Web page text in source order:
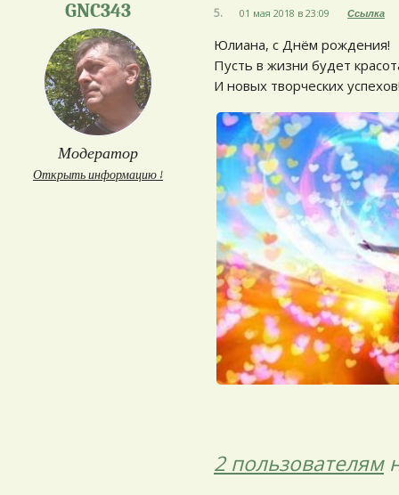
GNC343
Модератор
Открыть информацию ↓
5. 01 мая 2018 в 23:09 Ссылка
Юлиана, с Днём рождения!
Пусть в жизни будет
И новых творческих
2 пользователям